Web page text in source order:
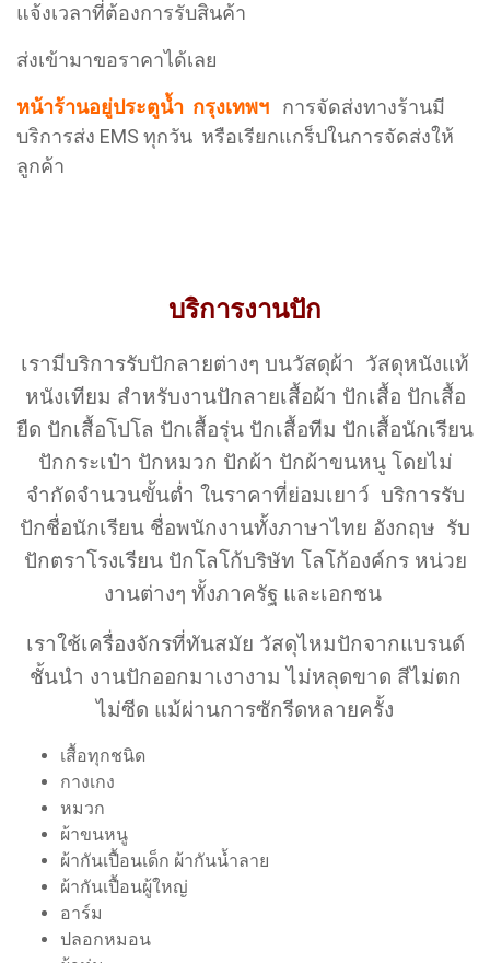
แจ้งเวลาที่ต้องการรับสินค้า
ส่งเข้ามาขอราคาได้เลย
หน้าร้านอยู่ประตูน้ำ กรุงเทพฯ
การจัดส่งทางร้านมี
บริการส่ง EMS ทุกวัน หรือเรียกแกร็ปในการจัดส่งให้
ลูกค้า
บริการงานปัก
เรามีบริการรับปักลายต่างๆ บนวัสดุผ้า วัสดุหนังแท้
หนังเทียม สำหรับงานปักลายเสื้อผ้า ปักเสื้อ ปักเสื้อ
ยืด ปักเสื้อโปโล ปักเสื้อรุ่น ปักเสื้อทีม ปักเสื้อนักเรียน
ปักกระเป๋า ปักหมวก ปักผ้า ปักผ้าขนหนู โดยไม่
จำกัดจำนวนขั้นต่ำ ในราคาที่ย่อมเยาว์ บริการรับ
ปักชื่อนักเรียน ชื่อพนักงานทั้งภาษาไทย อังกฤษ รับ
ปักตราโรงเรียน ปักโลโก้บริษัท โลโก้องค์กร หน่วย
งานต่างๆ ทั้งภาครัฐ และเอกชน
เราใช้เครื่องจักรที่ทันสมัย วัสดุไหมปักจากแบรนด์
ชั้นนำ งานปักออกมาเงางาม ไม่หลุดขาด สีไม่ตก
ไม่ซีด แม้ผ่านการซักรีดหลายครั้ง
เสื้อทุกชนิด
กางเกง
หมวก
ผ้าขนหนู
ผ้ากันเปื้อนเด็ก ผ้ากันน้ำลาย
ผ้ากันเปื้อนผู้ใหญ่
อาร์ม
ปลอกหมอน